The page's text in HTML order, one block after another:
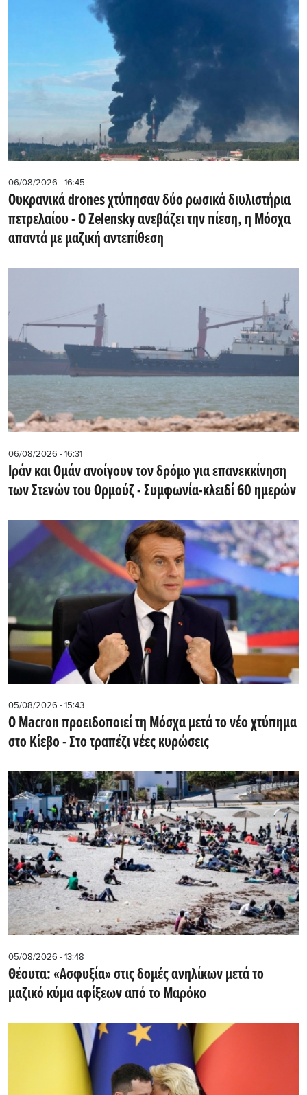
06/08/2026 - 16:45
Ουκρανικά drones χτύπησαν δύο ρωσικά διυλιστήρια
πετρελαίου - Ο Zelensky ανεβάζει την πίεση, η Μόσχα
απαντά με μαζική αντεπίθεση
06/08/2026 - 16:31
Ιράν και Ομάν ανοίγουν τον δρόμο για επανεκκίνηση
των Στενών του Ορμούζ - Συμφωνία-κλειδί 60 ημερών
05/08/2026 - 15:43
Ο Macron προειδοποιεί τη Μόσχα μετά το νέο χτύπημα
στο Κίεβο - Στο τραπέζι νέες κυρώσεις
05/08/2026 - 13:48
Θέουτα: «Ασφυξία» στις δομές ανηλίκων μετά το
μαζικό κύμα αφίξεων από το Μαρόκο